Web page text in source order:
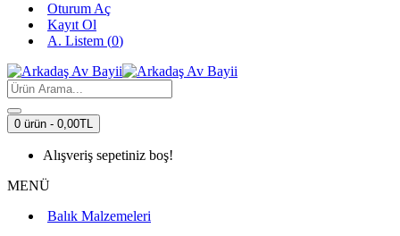
Oturum Aç
Kayıt Ol
A. Listem (0)
0 ürün - 0,00TL
Alışveriş sepetiniz boş!
MENÜ
Balık Malzemeleri